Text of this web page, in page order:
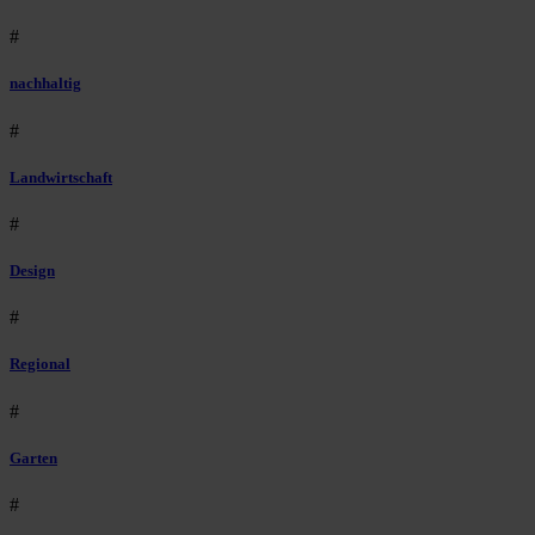
#
nachhaltig
#
Landwirtschaft
#
Design
#
Regional
#
Garten
#